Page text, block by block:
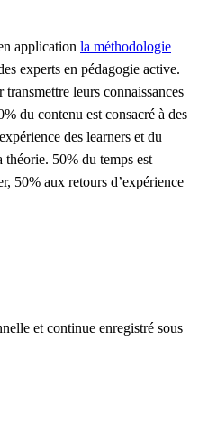
application la méthodologie
experts en pédagogie active.
leurs connaissances
du contenu est consacré à des
des learners et du
théorie. 50% du temps est
50% aux retours d’expérience
et continue enregistré sous